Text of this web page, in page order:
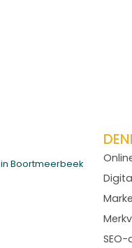
in Boortmeerbeek